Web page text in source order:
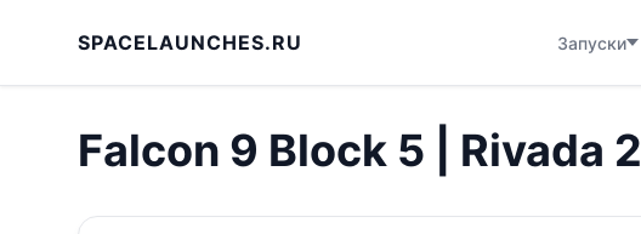
SPACELAUNCHES.RU Запуски
Falcon 9 Block 5 | Rivada 2